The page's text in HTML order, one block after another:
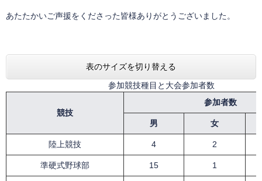
あたたかいご声援をくださった皆様ありがとうございました。
表のサイズを切り替える
競技
参加者数
男 女
参加競技種目と大会参加者数
陸上競技 4 2
準硬式野球部 15 1